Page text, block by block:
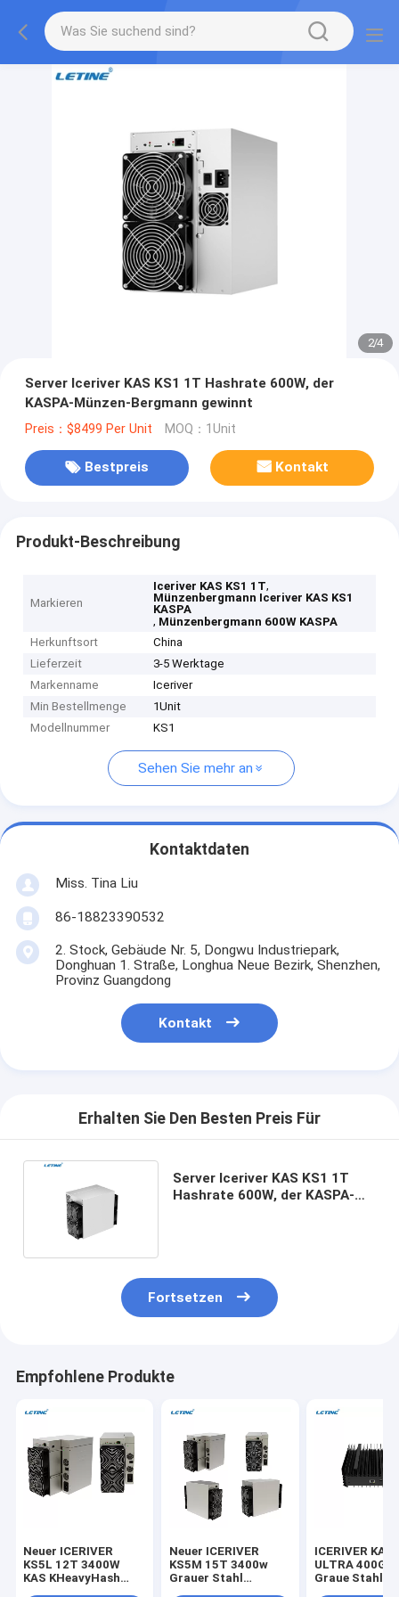
2/4
Server Iceriver KAS KS1 1T Hashrate 600W, der
KASPA-Münzen-Bergmann gewinnt
Preis：$8499 Per Unit MOQ：1Unit
Bestpreis Kontakt
Produkt-Beschreibung
Markieren
Iceriver KAS KS1 1T,
Münzenbergmann Iceriver KAS KS1
KASPA
, Münzenbergmann 600W KASPA
Herkunftsort
China
Lieferzeit
3-5 Werktage
Markenname
Iceriver
Min Bestellmenge
1Unit
Modellnummer
KS1
Sehen Sie mehr an
Kontaktdaten
Miss. Tina Liu
86-18823390532
2. Stock, Gebäude Nr. 5, Dongwu Industriepark,
Donghuan 1. Straße, Longhua Neue Bezirk, Shenzhen,
Provinz Guangdong
Kontakt
Erhalten Sie Den Besten Preis Für
Server Iceriver KAS KS1 1T
Hashrate 600W, der KASPA-
Fortsetzen
Empfohlene Produkte
Neuer ICERIVER
KS5L 12T 3400W
KAS KHeavyHash
Neuer ICERIVER
KS5M 15T 3400w
Grauer Stahl
ICERIVER KAS
ULTRA 400G
Graue Stahl